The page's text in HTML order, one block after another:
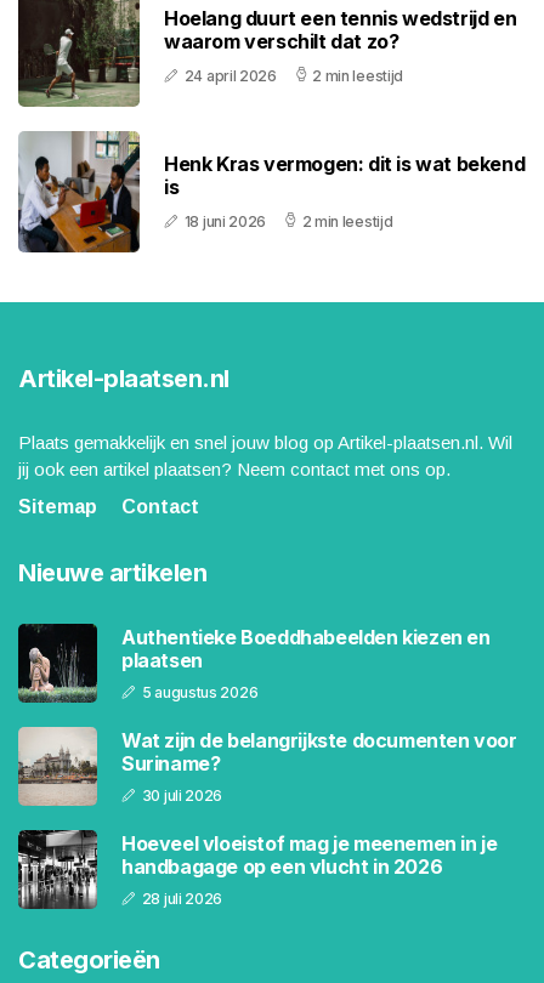
Hoelang duurt een tennis wedstrijd en
waarom verschilt dat zo?
24 april 2026 2 min leestijd
Henk Kras vermogen: dit is wat bekend
is
18 juni 2026 2 min leestijd
Artikel-plaatsen.nl
Plaats gemakkelijk en snel jouw blog op Artikel-plaatsen.nl. Wil
jij ook een artikel plaatsen? Neem contact met ons op.
Sitemap
Contact
Nieuwe artikelen
Authentieke Boeddhabeelden kiezen en
plaatsen
5 augustus 2026
Wat zijn de belangrijkste documenten voor
Suriname?
30 juli 2026
Hoeveel vloeistof mag je meenemen in je
handbagage op een vlucht in 2026
28 juli 2026
Categorieën